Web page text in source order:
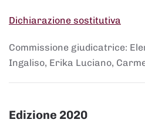
Dichiarazione sostitutiva
Commissione giudicatrice:
Ingaliso, Erika Luciano,
Edizione 2020